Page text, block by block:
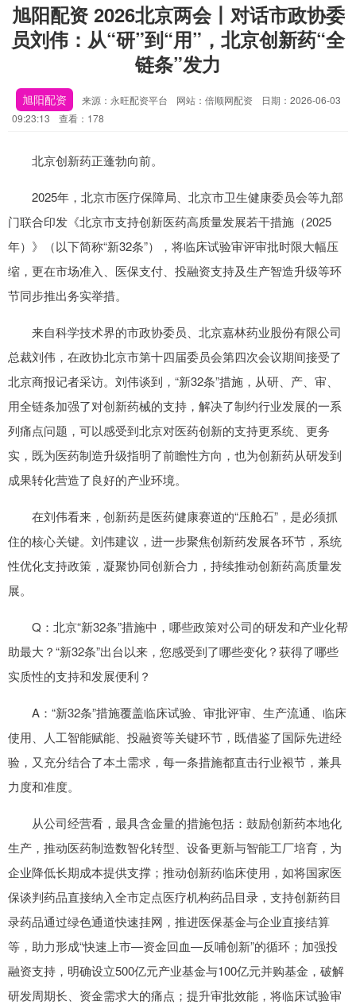
旭阳配资 2026北京两会丨对话市政协委
员刘伟：从“研”到“用”，北京创新药“全
链条”发力
旭阳配资 来源：永旺配资平台 网站：倍顺网配资
日期：2026-06-03
09:23:13
查看：178
北京创新药正蓬勃向前。
2025年，北京市医疗保障局、北京市卫生健康委员会等九部
门联合印发《北京市支持创新医药高质量发展若干措施（2025
年）》（以下简称“新32条”），将临床试验审评审批时限大幅压
缩，更在市场准入、医保支付、投融资支持及生产智造升级等环
节同步推出务实举措。
来自科学技术界的市政协委员、北京嘉林药业股份有限公司
总裁刘伟，在政协北京市第十四届委员会第四次会议期间接受了
北京商报记者采访。刘伟谈到，“新32条”措施，从研、产、审、
用全链条加强了对创新药械的支持，解决了制约行业发展的一系
列痛点问题，可以感受到北京对医药创新的支持更系统、更务
实，既为医药制造升级指明了前瞻性方向，也为创新药从研发到
成果转化营造了良好的产业环境。
在刘伟看来，创新药是医药健康赛道的“压舱石”，是必须抓
住的核心关键。刘伟建议，进一步聚焦创新药发展各环节，系统
性优化支持政策，凝聚协同创新合力，持续推动创新药高质量发
展。
Q：北京“新32条”措施中，哪些政策对公司的研发和产业化帮
助最大？“新32条”出台以来，您感受到了哪些变化？获得了哪些
实质性的支持和发展便利？
A：“新32条”措施覆盖临床试验、审批评审、生产流通、临床
使用、人工智能赋能、投融资等关键环节，既借鉴了国际先进经
验，又充分结合了本土需求，每一条措施都直击行业裉节，兼具
力度和准度。
从公司经营看，最具含金量的措施包括：鼓励创新药本地化
生产，推动医药制造数智化转型、设备更新与智能工厂培育，为
企业降低长期成本提供支撑；推动创新药临床使用，如将国家医
保谈判药品直接纳入全市定点医疗机构药品目录，支持创新药目
录药品通过绿色通道快速挂网，推进医保基金与企业直接结算
等，助力形成“快速上市—资金回血—反哺创新”的循环；加强投
融资支持，明确设立500亿元产业基金与100亿元并购基金，破解
研发周期长、资金需求大的痛点；提升审批效能，将临床试验审